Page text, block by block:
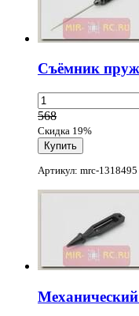
Съёмник
568
Скидка 19%
Артикул: mrc-1318495